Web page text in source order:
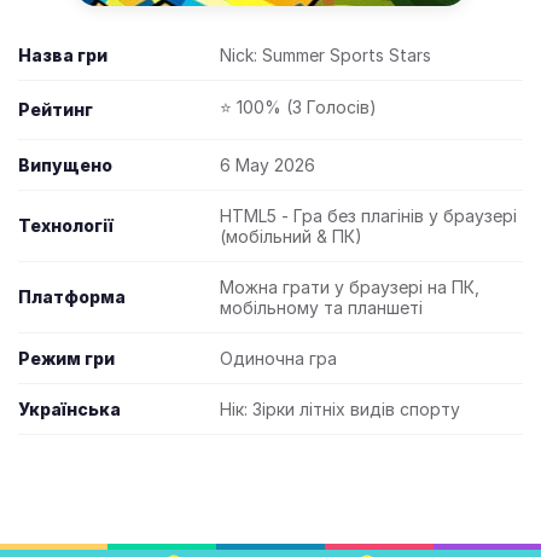
Назва гри Nick: Summer Sports Stars
Рейтинг ⭐ 100% (3 Голосів)
Випущено 6 May 2026
Технології
HTML5 - Гра без плагінів у браузері
(мобільний & ПК)
Платформа
Можна грати у браузері на ПК,
мобільному та планшеті
Режим гри Одиночна гра
Українська Нік: Зірки літніх видів спорту